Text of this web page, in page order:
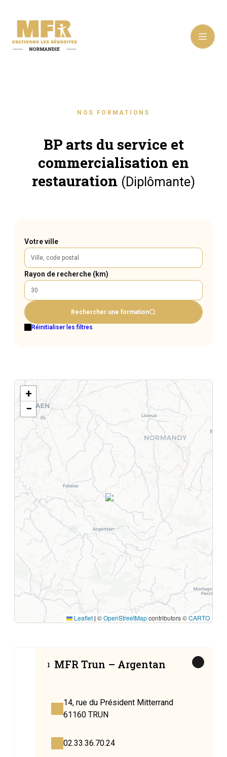
NOS FORMATIONS
BP arts du service et
commercialisation en
restauration (Diplômante)
Votre ville
Rayon de recherche (km)
Rechercher une formation
Réinitialiser les filtres
1
+
−
Leaflet ©OpenStreetMapcontributors ©CARTO
1 MFR Trun – Argentan
14, rue du Président Mitterrand
61160 TRUN
02.33.36.70.24